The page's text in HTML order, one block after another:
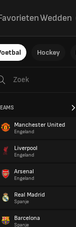
Wedden
Hockey
Manchester United
Engeland
Liverpool
Engeland
Arsenal
Engeland
Real Madrid
Spanje
Barcelona
Spanje